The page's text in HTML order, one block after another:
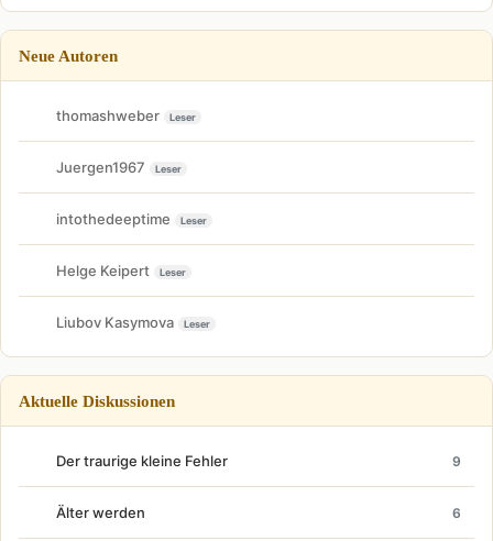
Neue Autoren
thomashweber Leser
Juergen1967 Leser
intothedeeptime Leser
Helge Keipert Leser
Liubov Kasymova Leser
Aktuelle Diskussionen
Der traurige kleine Fehler 9
Älter werden 6